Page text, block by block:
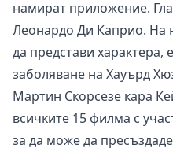
намират приложение.
Леонардо Ди Каприо. На
да представи
заболяване на Хауърд
Мартин Скорсезе кара
всичките 15 филма с
за да може да